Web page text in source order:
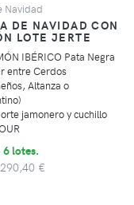
Navidad
DE NAVIDAD CON
LOTE JERTE
IBÉRICO Pata Negra
entre Cerdos
Altanza o
jamonero y cuchillo
lotes.
290,40 €